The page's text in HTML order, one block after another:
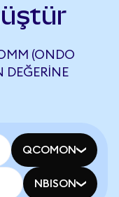
(ONDO
DEĞERINE
QCOMON
NBISON